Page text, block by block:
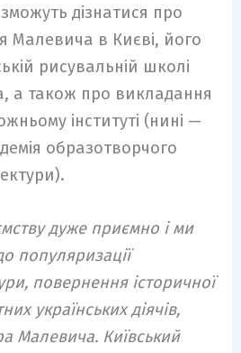
дізнатися про
Малевича в Києві, його
рисувальній школі
а також про викладання
інституті (нині —
образотворчого
дуже приємно і ми
популяризації
повернення історичної
українських діячів,
Малевича. Київський